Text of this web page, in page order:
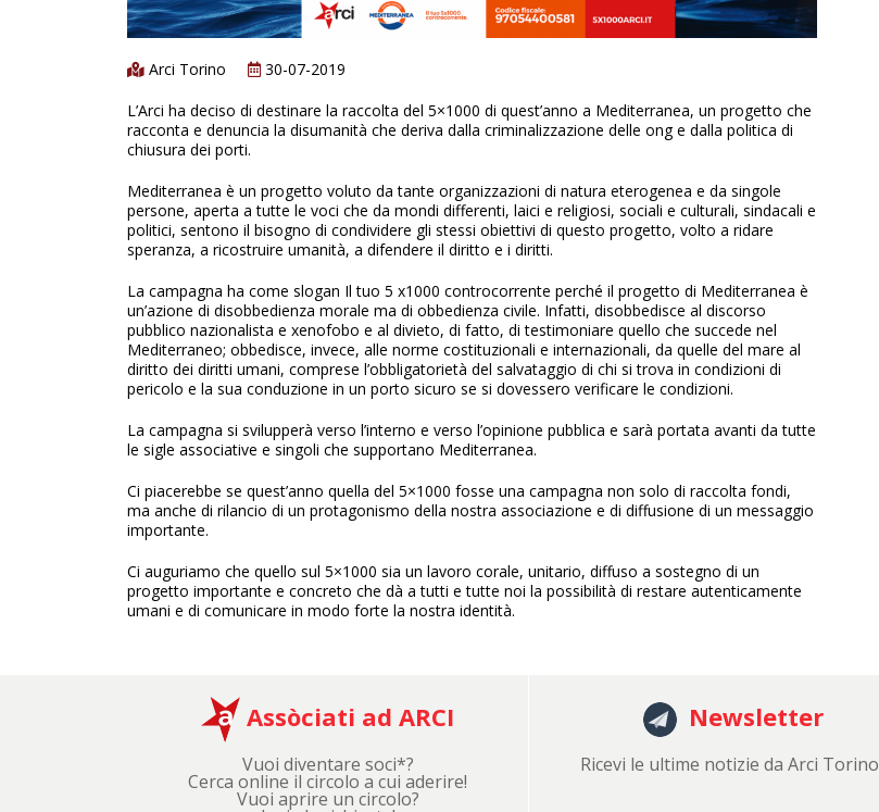
Arci Torino
30-07-2019
L’Arci ha deciso di destinare la raccolta del 5×1000 di quest’anno a Mediterranea, un progetto che
racconta e denuncia la disumanità che deriva dalla criminalizzazione delle ong e dalla politica di
chiusura dei porti.
Mediterranea è un progetto voluto da tante organizzazioni di natura eterogenea e da singole
persone, aperta a tutte le voci che da mondi differenti, laici e religiosi, sociali e culturali, sindacali e
politici, sentono il bisogno di condividere gli stessi obiettivi di questo progetto, volto a ridare
speranza, a ricostruire umanità, a difendere il diritto e i diritti.
La campagna ha come slogan Il tuo 5 x1000 controcorrente perché il progetto di Mediterranea è
un’azione di disobbedienza morale ma di obbedienza civile. Infatti, disobbedisce al discorso
pubblico nazionalista e xenofobo e al divieto, di fatto, di testimoniare quello che succede nel
Mediterraneo; obbedisce, invece, alle norme costituzionali e internazionali, da quelle del mare al
diritto dei diritti umani, comprese l’obbligatorietà del salvataggio di chi si trova in condizioni di
pericolo e la sua conduzione in un porto sicuro se si dovessero verificare le condizioni.
La campagna si svilupperà verso l’interno e verso l’opinione pubblica e sarà portata avanti da tutte
le sigle associative e singoli che supportano Mediterranea.
Ci piacerebbe se quest’anno quella del 5×1000 fosse una campagna non solo di raccolta fondi,
ma anche di rilancio di un protagonismo della nostra associazione e di diffusione di un messaggio
importante.
Ci auguriamo che quello sul 5×1000 sia un lavoro corale, unitario, diffuso a sostegno di un
progetto importante e concreto che dà a tutti e tutte noi la possibilità di restare autenticamente
umani e di comunicare in modo forte la nostra identità.
Assòciati ad ARCI
Vuoi diventare soci*?
Cerca online il circolo a cui aderire!
Vuoi aprire un circolo?
Newsletter
Ricevi le ultime notizie da Arci Torino